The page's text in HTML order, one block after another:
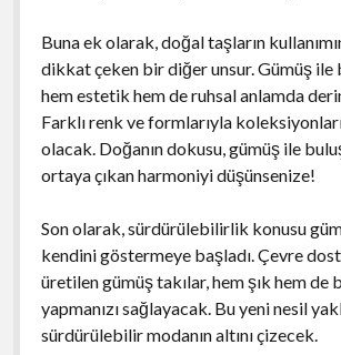
Buna ek olarak, doğal taşların
dikkat çeken bir diğer unsur. Gümüş ile
hem estetik hem de ruhsal anlamda
Farklı renk ve formlarıyla
olacak. Doğanın dokusu, gümüş ile
ortaya çıkan harmoniyi düşünsenize!
Son olarak, sürdürülebilirlik konusu
kendini göstermeye başladı. Çevre
üretilen gümüş takılar, hem şık hem de
yapmanızı sağlayacak. Bu yeni nesil
sürdürülebilir modanın altını çizecek.